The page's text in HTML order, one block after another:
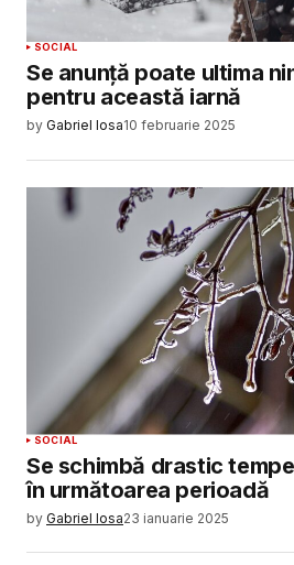
SOCIAL
Se anunță poate ultima
pentru această iarnă
by Gabriel Iosa10 februarie 2025
SOCIAL
Se schimbă drastic
în următoarea perioadă
by Gabriel Iosa23 ianuarie 2025